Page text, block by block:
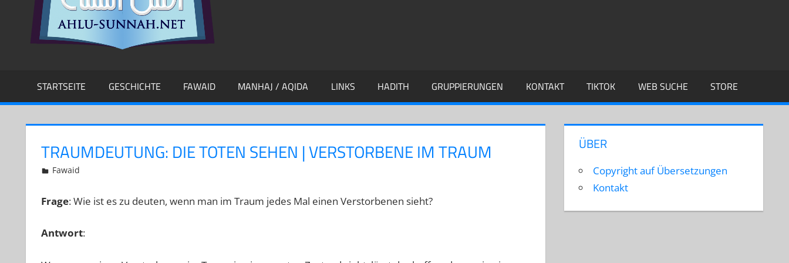
STARTSEITE GESCHICHTE FAWAID MANHAJ / AQIDA LINKS HADITH GRUPPIERUNGEN KONTAKT TIKTOK WEB SUCHE STORE
TRAUMDEUTUNG: DIE TOTEN SEHEN | VERSTORBENE IM TRAUM
30. Januar 2023
Abu Yakin Al-Athari
Fawaid
Frage: Wie ist es zu deuten, wenn man im Traum jedes Mal einen Verstorbenen sieht?
Antwort:
ÜBER
Copyright auf Übersetzungen
Kontakt